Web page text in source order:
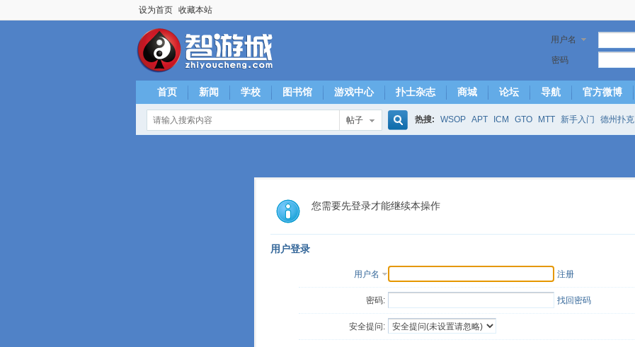
设为首页 收藏本站
用户名
密码
首页 新闻 学校 图书馆 游戏中心 扑士杂志 商城 论坛 导航 官方微博
帖子
索
热搜: WSOP APT ICM GTO MTT 新手入门 德州扑克
大发取钱 短筹码优势 澳门 永利
您需要先登录才能继续本操作
用户登录
用户名 注册
密码: 找回密码
安全提问: